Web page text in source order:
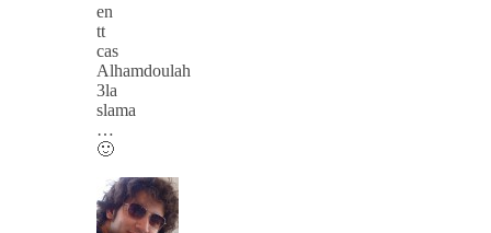
en
tt
cas
Alhamdoulah
3la
slama
…
🙂